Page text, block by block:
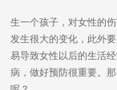
生一个孩子，对女性的
发生很大的变化，此外
易导致女性以后的生活
病，做好预防很重要。